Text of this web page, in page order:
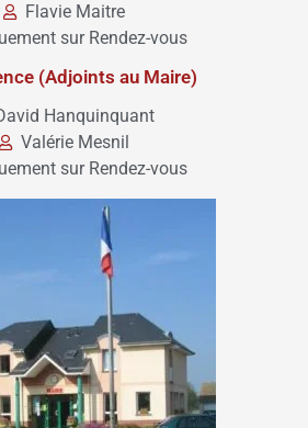
Flavie Maitre
sur Rendez-vous
(Adjoints au Maire)
Hanquinquant
Valérie Mesnil
sur Rendez-vous